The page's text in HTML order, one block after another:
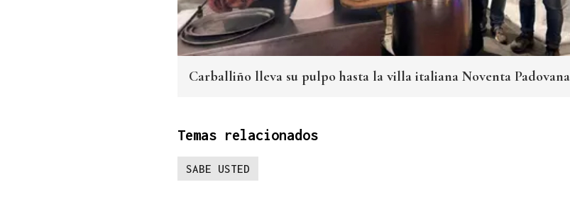
Carballiño lleva su pulpo hasta la villa italiana Noventa Padovana
Temas relacionados
SABE USTED